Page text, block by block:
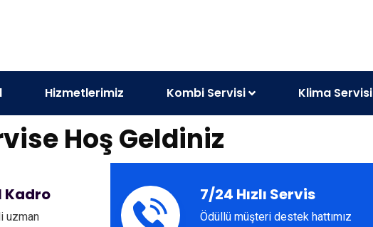
Hizmetlerimiz Kombi Servisi Klima Servisi
Hoş Geldiniz
Kadro
uzman
7/24 Hızlı Servis
Ödüllü müşteri destek hattımız